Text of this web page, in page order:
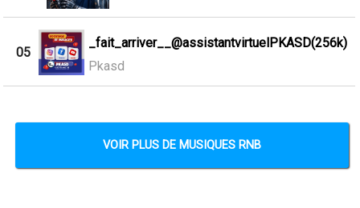
05
_fait_arriver__@assistantvirtuelPKASD(256k)
Pkasd
VOIR PLUS DE MUSIQUES RNB